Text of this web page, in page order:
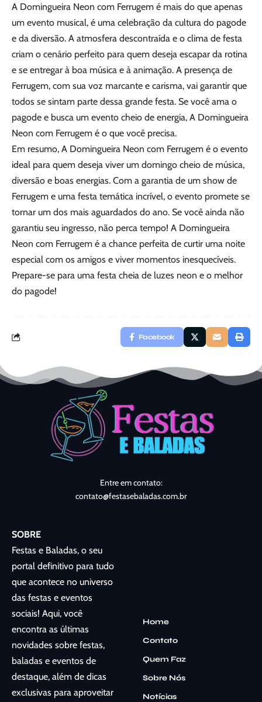
A Domingueira Neon com Ferrugem é mais do que apenas
um evento musical, é uma celebração da cultura do pagode
e da diversão. A atmosfera descontraída e o clima de festa
criam o cenário perfeito para quem deseja escapar da rotina
e se entregar à boa música e à animação. A presença de
Ferrugem, com sua voz marcante e carisma, vai garantir que
todos se sintam parte dessa grande festa. Se você ama o
pagode e busca um evento cheio de energia, A Domingueira
Neon com Ferrugem é o que você precisa.
Em resumo, A Domingueira Neon com Ferrugem é o evento
ideal para quem deseja viver um domingo cheio de música,
diversão e boas energias. Com a garantia de um show de
Ferrugem e uma festa temática incrível, o evento promete se
tornar um dos mais aguardados do ano. Se você ainda não
garantiu seu ingresso, não perca tempo! A Domingueira
Neon com Ferrugem é a chance perfeita de curtir uma noite
especial com os amigos e viver momentos inesquecíveis.
Prepare-se para uma festa cheia de luzes neon e o melhor
do pagode!
Facebook
Entre em contato:
contato@festasebaladas.com.br
SOBRE
Festas e Baladas, o seu
portal definitivo para tudo
que acontece no universo
das festas e eventos
sociais! Aqui, você
encontra as últimas
novidades sobre festas,
baladas e eventos de
destaque, além de dicas
exclusivas para aproveitar
Home
Contato
Quem Faz
Sobre Nós
Notícias